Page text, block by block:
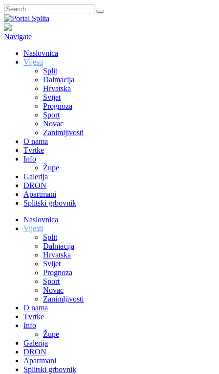
Navigate
Naslovnica
Vijesti
Split
Dalmacija
Hrvatska
Svijet
Prognoza
Sport
Novac
Zanimljivosti
O nama
Tvrtke
Info
Župe
Galerija
DRON
Apartmani
Splitski grbovnik
Naslovnica
Vijesti
Split
Dalmacija
Hrvatska
Svijet
Prognoza
Sport
Novac
Zanimljivosti
O nama
Tvrtke
Info
Župe
Galerija
DRON
Apartmani
Splitski grbovnik